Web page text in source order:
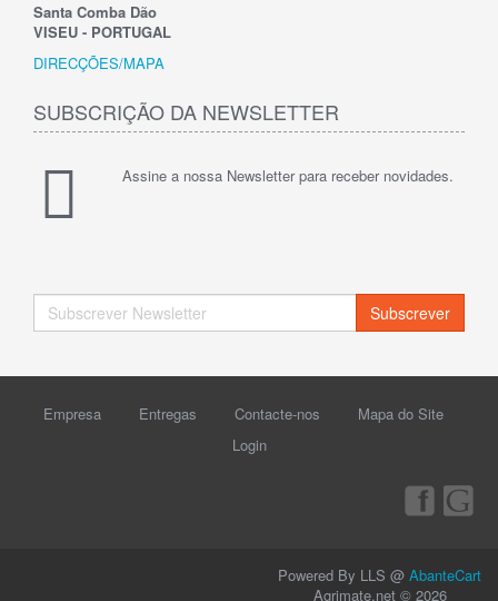
Santa Comba Dão
VISEU - PORTUGAL
DIRECÇÕES/MAPA
SUBSCRIÇÃO DA NEWSLETTER
Assine a nossa Newsletter para receber novidades.
Subscrever
Empresa Entregas Contacte-nos
Mapa do Site
Login
Powered By LLS @ AbanteCart
Agrimate.net © 2026